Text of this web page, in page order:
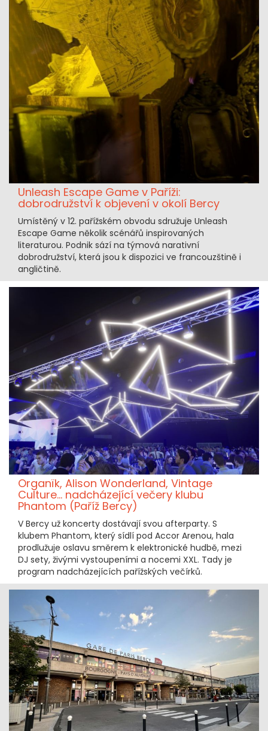
Unleash Escape Game v Paříži:
dobrodružství k objevení v okolí Bercy
Umístěný v 12. pařížském obvodu sdružuje Unleash
Escape Game několik scénářů inspirovaných
literaturou. Podnik sází na týmová narativní
dobrodružství, která jsou k dispozici ve francouzštině i
angličtině.
Organïk, Alison Wonderland, Vintage
Culture... nadcházející večery klubu
Phantom (Paříž Bercy)
V Bercy už koncerty dostávají svou afterparty. S
klubem Phantom, který sídlí pod Accor Arenou, hala
prodlužuje oslavu směrem k elektronické hudbě, mezi
DJ sety, živými vystoupeními a nocemi XXL. Tady je
program nadcházejících pařížských večírků.